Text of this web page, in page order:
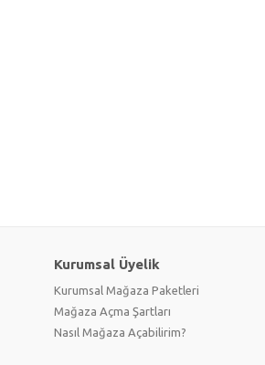
Kurumsal Üyelik
Kurumsal Mağaza Paketleri
Mağaza Açma Şartları
Nasıl Mağaza Açabilirim?